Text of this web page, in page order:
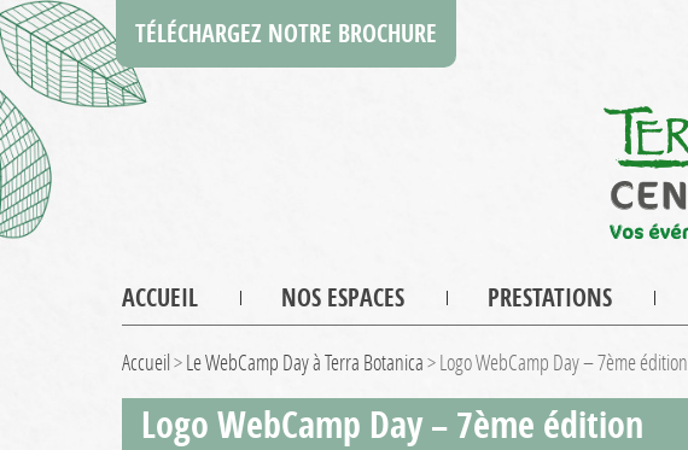
TÉLÉCHARGEZ NOTRE BROCHURE
ACCUEIL NOS ESPACES PRESTATIONS
Accueil>Le WebCamp Day à Terra Botanica>Logo WebCamp Day – 7ème édition
Logo WebCamp Day – 7ème édition